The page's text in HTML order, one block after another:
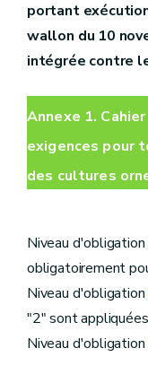
portant
wallon du 10
intégrée contre
Annexe 1.
exigences pour
des cultures
Niveau d'obligation
obligatoirement
Niveau d'obligation
"2" sont
Niveau d'obligation